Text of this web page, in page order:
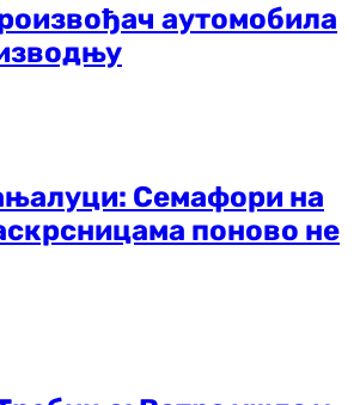
аутомобила
Семафори на
поново не